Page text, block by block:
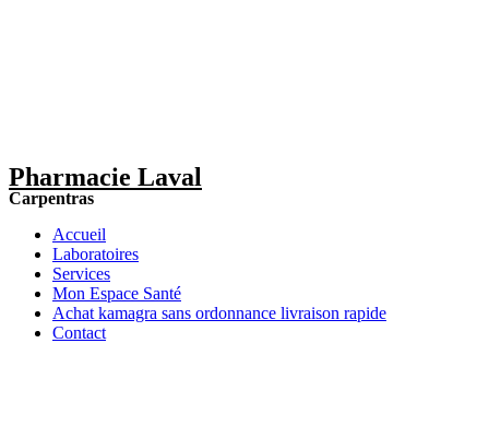
Pharmacie Laval
Carpentras
Accueil
Laboratoires
Services
Mon Espace Santé
Achat kamagra sans ordonnance livraison rapide
Contact